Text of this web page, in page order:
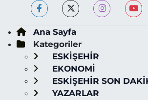
Ana Sayfa
Kategoriler
ESKİŞEHİR
EKONOMİ
ESKİŞEHİR SON
YAZARLAR